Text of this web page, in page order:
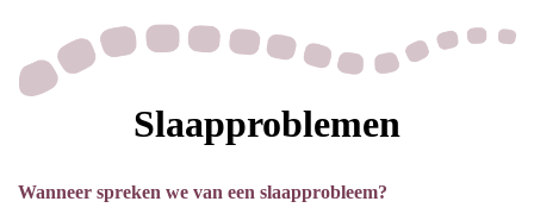
Slaapproblemen
Wanneer spreken we van een slaapprobleem?